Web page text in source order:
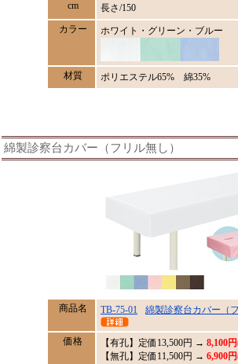
cm
長さ/150
カラー
ホワイト・グリーン・ブルー
材質 ポリエステル65% 綿35%
綿製診察台カバー（フリル無し）
商品名 TB-75-01 綿製診察台カバー（
価格 【有孔】定価 13,500円 → 8,100
【無孔】定価11,500円 → 6,900